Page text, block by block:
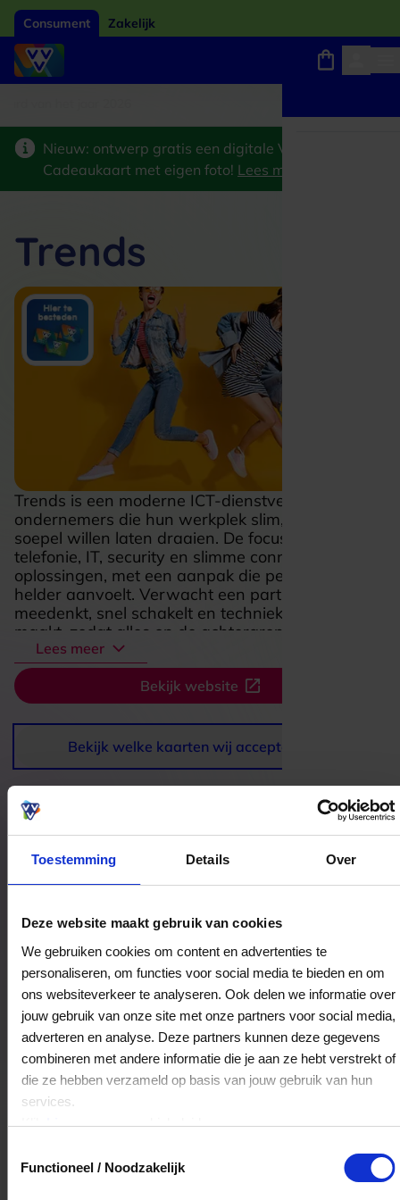
Toestemming Details Over
Deze website maakt gebruik van cookies
We gebruiken cookies om content en advertenties te
personaliseren, om functies voor social media te bieden en om
ons websiteverkeer te analyseren. Ook delen we informatie over
jouw gebruik van onze site met onze partners voor social media,
adverteren en analyse. Deze partners kunnen deze gegevens
combineren met andere informatie die je aan ze hebt verstrekt of
die ze hebben verzameld op basis van jouw gebruik van hun
services.
Klikhiervoor ons cookiebeleid.
Functioneel / Noodzakelijk
Consument Zakelijk
Nieuw: ontwerp gratis een digitale VVV
Cadeaukaart met eigen foto! Lees meer
Trends is een moderne ICT-dienstverlener voor
ondernemers die hun werkplek slim, veilig en
soepel willen laten draaien. De focus ligt op
telefonie, IT, security en slimme connected
oplossingen, met een aanpak die persoonlijk en
helder aanvoelt. Verwacht een partij die
meedenkt, snel schakelt en techniek overzichtelijk
maakt, zodat alles op de achtergrond goed werkt
en jij je kunt richten op je eigen werk. Vooral de
combinatie van praktische ondersteuning, actuele
kennis en aandacht voor bereikbaarheid maakt
Trends aantrekkelijk voor bedrijven die behoefte
hebben aan rust, continuïteit en een betrouwbare
digitale basis.
Lees meer
Bekijk website
Trends
Bekijk welke kaarten wij accepteren
Bestedingslocaties
Trends
Hoofdstraat Oost 19
8471JH Wolvega
Veelgestelde Vragen
Ja, je mag het saldo van je VVV